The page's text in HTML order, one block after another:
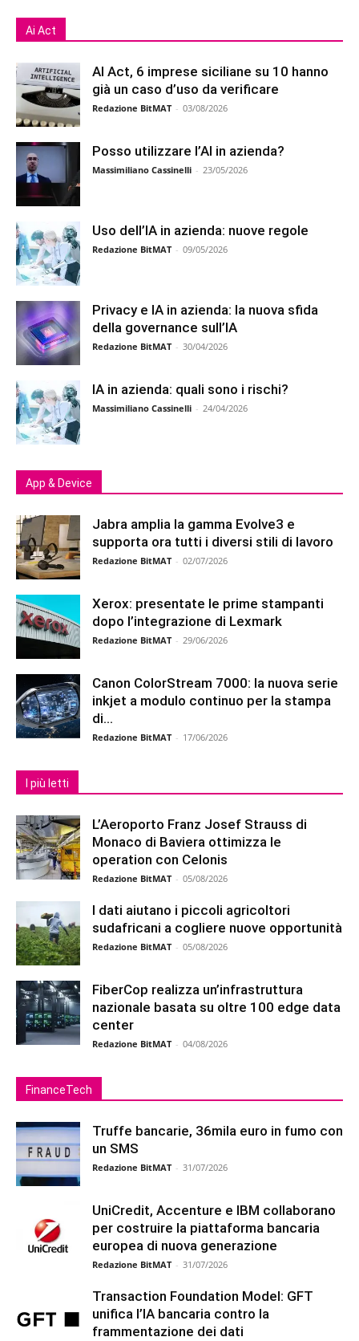
Ai Act
AI Act, 6 imprese siciliane su 10 hanno
già un caso d’uso da verificare
Redazione BitMAT - 03/08/2026
Posso utilizzare l’AI in azienda?
Massimiliano Cassinelli - 23/05/2026
Uso dell’IA in azienda: nuove regole
Redazione BitMAT - 09/05/2026
Privacy e IA in azienda: la nuova sfida
della governance sull’IA
Redazione BitMAT - 30/04/2026
IA in azienda: quali sono i rischi?
Massimiliano Cassinelli - 24/04/2026
App & Device
Jabra amplia la gamma Evolve3 e
supporta ora tutti i diversi stili di lavoro
Redazione BitMAT - 02/07/2026
Xerox: presentate le prime stampanti
dopo l’integrazione di Lexmark
Redazione BitMAT - 29/06/2026
Canon ColorStream 7000: la nuova serie
inkjet a modulo continuo per la stampa
di...
Redazione BitMAT - 17/06/2026
I più letti
L’Aeroporto Franz Josef Strauss di
Monaco di Baviera ottimizza le
operation con Celonis
Redazione BitMAT - 05/08/2026
I dati aiutano i piccoli agricoltori
sudafricani a cogliere nuove opportunità
Redazione BitMAT - 05/08/2026
FiberCop realizza un’infrastruttura
nazionale basata su oltre 100 edge data
center
Redazione BitMAT - 04/08/2026
FinanceTech
Truffe bancarie, 36mila euro in fumo con
un SMS
Redazione BitMAT - 31/07/2026
UniCredit, Accenture e IBM collaborano
per costruire la piattaforma bancaria
europea di nuova generazione
Redazione BitMAT - 31/07/2026
Transaction Foundation Model: GFT
unifica l’IA bancaria contro la
frammentazione dei dati